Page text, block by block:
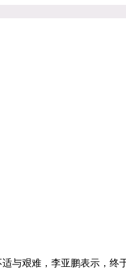
与艰难，李亚鹏表示，终